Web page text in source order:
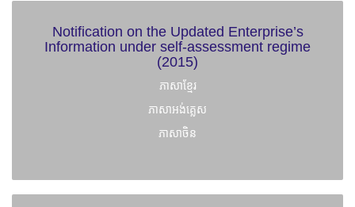
Notification on the Updated Enterprise’s
Information under self-assessment regime
(2015)
ភាសាខ្មែរ
ភាសាអង់គ្លេស
ភាសាចិន